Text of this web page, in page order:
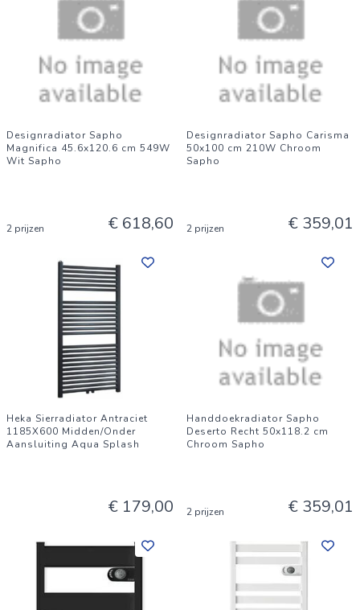
Designradiator Sapho
Magnifica 45.6x120.6 cm 549W
Wit Sapho
2 prijzen € 618,60
Designradiator Sapho Carisma
50x100 cm 210W Chroom
Sapho
2 prijzen € 359,01
Heka Sierradiator Antraciet
1185X600 Midden/Onder
Aansluiting Aqua Splash
€ 179,00
Handdoekradiator Sapho
Deserto Recht 50x118.2 cm
Chroom Sapho
2 prijzen € 359,01